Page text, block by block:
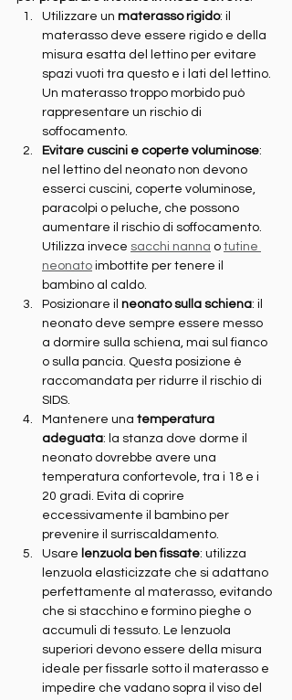
Utilizzare un materasso rigido: il
materasso deve essere rigido e della
misura esatta del lettino per evitare
spazi vuoti tra questo e i lati del lettino.
Un materasso troppo morbido può
rappresentare un rischio di
soffocamento.
Evitare cuscini e coperte voluminose:
nel lettino del neonato non devono
esserci cuscini, coperte voluminose,
paracolpi o peluche, che possono
aumentare il rischio di soffocamento.
Utilizza invece sacchi nanna o tutine
neonato imbottite per tenere il
bambino al caldo.
Posizionare il neonato sulla schiena: il
neonato deve sempre essere messo
a dormire sulla schiena, mai sul fianco
o sulla pancia. Questa posizione è
raccomandata per ridurre il rischio di
SIDS.
Mantenere una temperatura
adeguata: la stanza dove dorme il
neonato dovrebbe avere una
temperatura confortevole, tra i 18 e i
20 gradi. Evita di coprire
eccessivamente il bambino per
prevenire il surriscaldamento.
Usare lenzuola ben fissate: utilizza
lenzuola elasticizzate che si adattano
perfettamente al materasso, evitando
che si stacchino e formino pieghe o
accumuli di tessuto. Le lenzuola
superiori devono essere della misura
ideale per fissarle sotto il materasso e
impedire che vadano sopra il viso del